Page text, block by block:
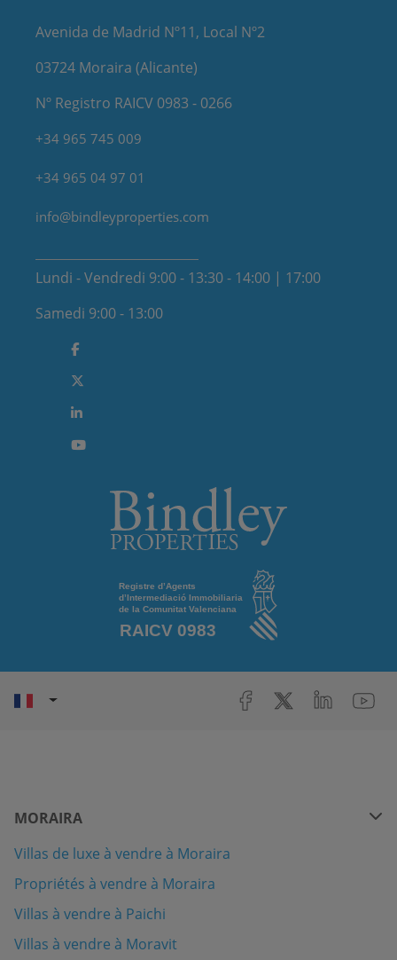
Avenida de Madrid Nº11, Local Nº2
03724 Moraira (Alicante)
Nº Registro RAICV 0983 - 0266
+34 965 745 009
+34 965 04 97 01
info@bindleyproperties.com
Lundi - Vendredi 9:00 - 13:30 - 14:00 | 17:00
Samedi 9:00 - 13:00
MORAIRA
Villas de luxe à vendre à Moraira
Propriétés à vendre à Moraira
Villas à vendre à Paichi
Villas à vendre à Moravit